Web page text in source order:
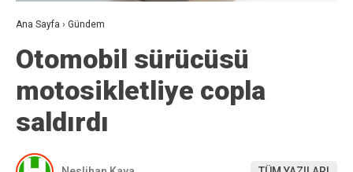
Ana Sayfa › Gündem
Otomobil sürücüsü
motosikletliye copla
saldırdı